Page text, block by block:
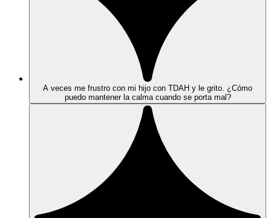
A veces me frustro con mi hijo con TDAH y le grito. ¿Cómo
puedo mantener la calma cuando se porta mal?